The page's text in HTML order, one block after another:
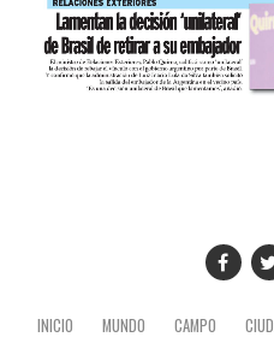
INICIO MUNDO CAMPO